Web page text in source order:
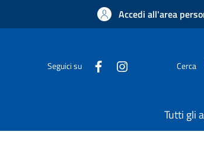
Accedi all'area
Seguici su Cerca
Tutti gli